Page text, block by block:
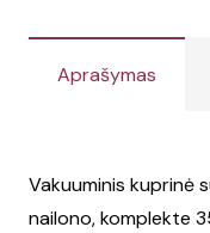
Aprašymas
Vakuuminis kuprinė
nailono, komplekte